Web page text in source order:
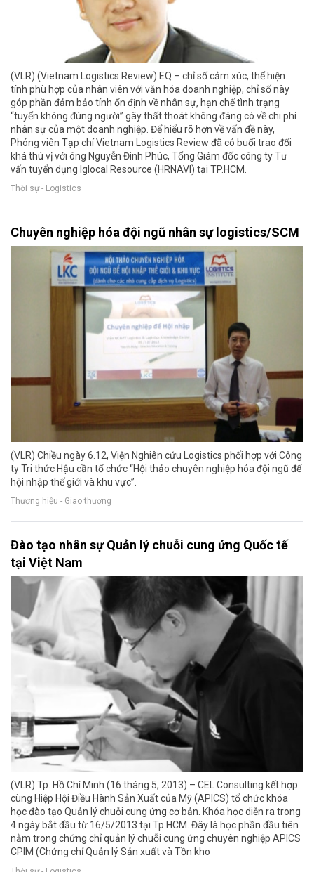
(VLR) (Vietnam Logistics Review) EQ – chỉ số cảm xúc, thể hiện
tính phù hợp của nhân viên với văn hóa doanh nghiệp, chỉ số này
góp phần đảm bảo tính ổn định về nhân sự, hạn chế tình trạng
“tuyển không đúng người” gây thất thoát không đáng có về chi phí
nhân sự của một doanh nghiệp. Để hiểu rõ hơn về vấn đề này,
Phóng viên Tạp chí Vietnam Logistics Review đã có buổi trao đổi
khá thú vị với ông Nguyễn Đình Phúc, Tổng Giám đốc công ty Tư
vấn tuyển dụng Iglocal Resource (HRNAVI) tại TP.HCM.
Thời sự - Logistics
Chuyên nghiệp hóa đội ngũ nhân sự logistics/SCM
(VLR) Chiều ngày 6.12, Viện Nghiên cứu Logistics phối hợp với Công
ty Tri thức Hậu cần tổ chức “Hội thảo chuyên nghiệp hóa đội ngũ để
hội nhập thế giới và khu vực”.
Thương hiệu - Giao thương
Đào tạo nhân sự Quản lý chuỗi cung ứng Quốc tế
tại Việt Nam
(VLR) Tp. Hồ Chí Minh (16 tháng 5, 2013) – CEL Consulting kết hợp
cùng Hiệp Hội Điều Hành Sản Xuất của Mỹ (APICS) tổ chức khóa
học đào tạo Quản lý chuỗi cung ứng cơ bản. Khóa học diễn ra trong
4 ngày bắt đầu từ 16/5/2013 tại Tp.HCM. Đây là học phần đầu tiên
nằm trong chứng chỉ quản lý chuỗi cung ứng chuyên nghiệp APICS
CPIM (Chứng chỉ Quản lý Sản xuất và Tồn kho